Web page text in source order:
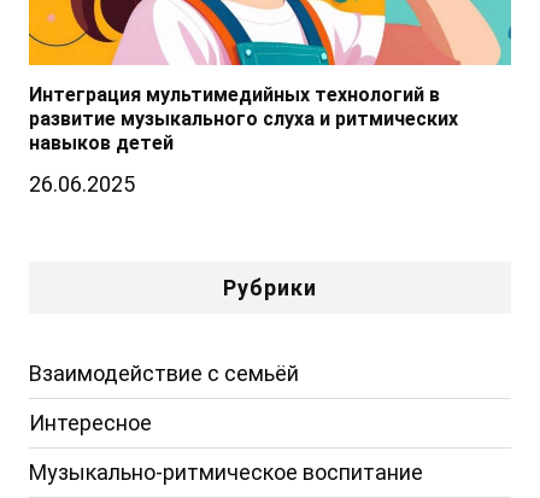
Интеграция мультимедийных технологий в
развитие музыкального слуха и ритмических
навыков детей
26.06.2025
Рубрики
Взаимодействие с семьёй
Интересное
Музыкально-ритмическое воспитание